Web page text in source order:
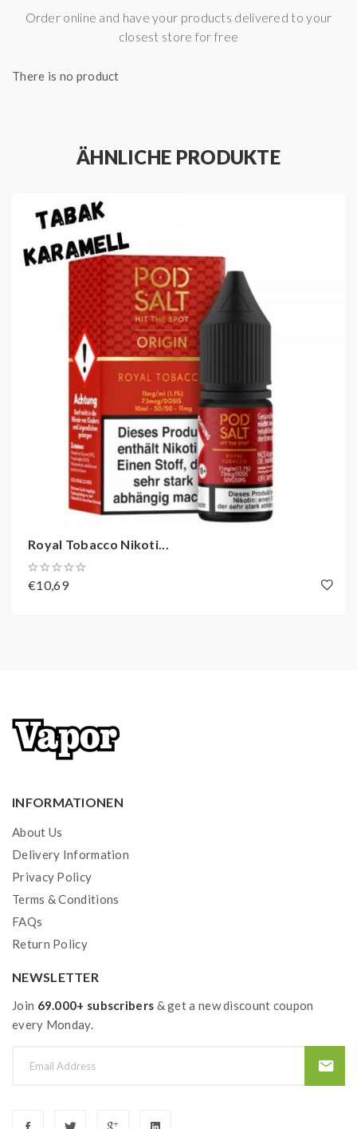
UK
Order online and have your products delivered to your
closest store for free
There is no product
ÄHNLICHE PRODUKTE
Royal Tobacco Nikoti...
€10,69
INFORMATIONEN
About Us
Delivery Information
Privacy Policy
Terms & Conditions
FAQs
Return Policy
NEWSLETTER
Join 69.000+ subscribers & get a new discount coupon
every Monday.